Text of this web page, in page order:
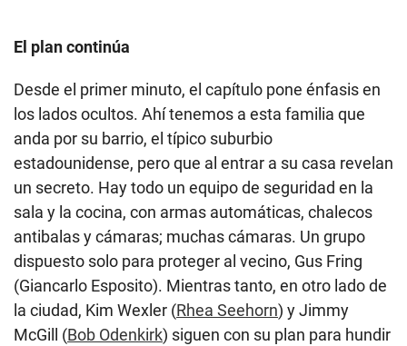
El plan continúa
Desde el primer minuto, el capítulo pone énfasis en
los lados ocultos. Ahí tenemos a esta familia que
anda por su barrio, el típico suburbio
estadounidense, pero que al entrar a su casa revelan
un secreto. Hay todo un equipo de seguridad en la
sala y la cocina, con armas automáticas, chalecos
antibalas y cámaras; muchas cámaras. Un grupo
dispuesto solo para proteger al vecino, Gus Fring
(Giancarlo Esposito). Mientras tanto, en otro lado de
la ciudad, Kim Wexler (Rhea Seehorn) y Jimmy
McGill (Bob Odenkirk) siguen con su plan para hundir